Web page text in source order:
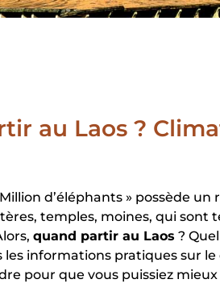
au Laos ?
d’éléphants » possède
temples, moines, qui sont
quand partir au Laos ?
les informations pratiques sur
pour que vous puissiez